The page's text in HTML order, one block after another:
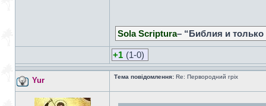
Sola Scriptura– “Библия и
+1 (1-0)
Yur Тема повідомлення: Re: Первородний гріх